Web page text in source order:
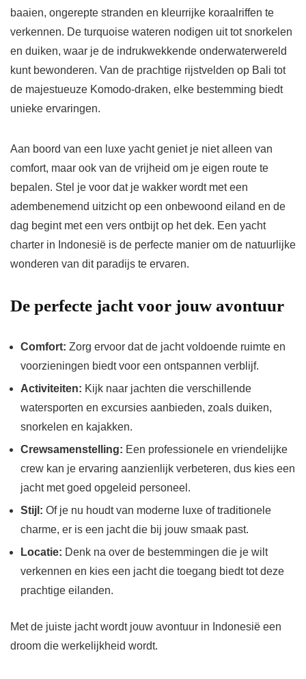
baaien, ongerepte stranden en kleurrijke koraalriffen te
verkennen. De turquoise wateren nodigen uit tot snorkelen
en duiken, waar je de indrukwekkende onderwaterwereld
kunt bewonderen. Van de prachtige rijstvelden op Bali tot
de majestueuze Komodo-draken, elke bestemming biedt
unieke ervaringen.
Aan boord van een luxe yacht geniet je niet alleen van
comfort, maar ook van de vrijheid om je eigen route te
bepalen. Stel je voor dat je wakker wordt met een
adembenemend uitzicht op een onbewoond eiland en de
dag begint met een vers ontbijt op het dek. Een yacht
charter in Indonesië is de perfecte manier om de natuurlijke
wonderen van dit paradijs te ervaren.
De perfecte jacht voor jouw avontuur
Comfort: Zorg ervoor dat de jacht voldoende ruimte en
voorzieningen biedt voor een ontspannen verblijf.
Activiteiten: Kijk naar jachten die verschillende
watersporten en excursies aanbieden, zoals duiken,
snorkelen en kajakken.
Crewsamenstelling: Een professionele en vriendelijke
crew kan je ervaring aanzienlijk verbeteren, dus kies een
jacht met goed opgeleid personeel.
Stijl: Of je nu houdt van moderne luxe of traditionele
charme, er is een jacht die bij jouw smaak past.
Locatie: Denk na over de bestemmingen die je wilt
verkennen en kies een jacht die toegang biedt tot deze
prachtige eilanden.
Met de juiste jacht wordt jouw avontuur in Indonesië een
droom die werkelijkheid wordt.